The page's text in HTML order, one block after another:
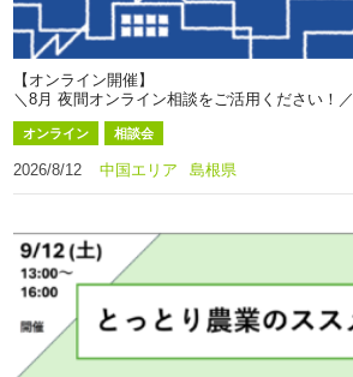
【オンライン開催】
＼8月 夜間オンライン相談をご活用ください！／
オンライン 相談会
2026/8/12 中国エリア 島根県